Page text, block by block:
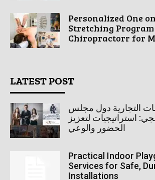
Personalized One
Stretching
Chiropractorr for
LATEST POST
التجارية دول مجلس
استراتيجيات لتعزيز
الحضور والوعي
Practical Indoor
Services for Safe,
Installations